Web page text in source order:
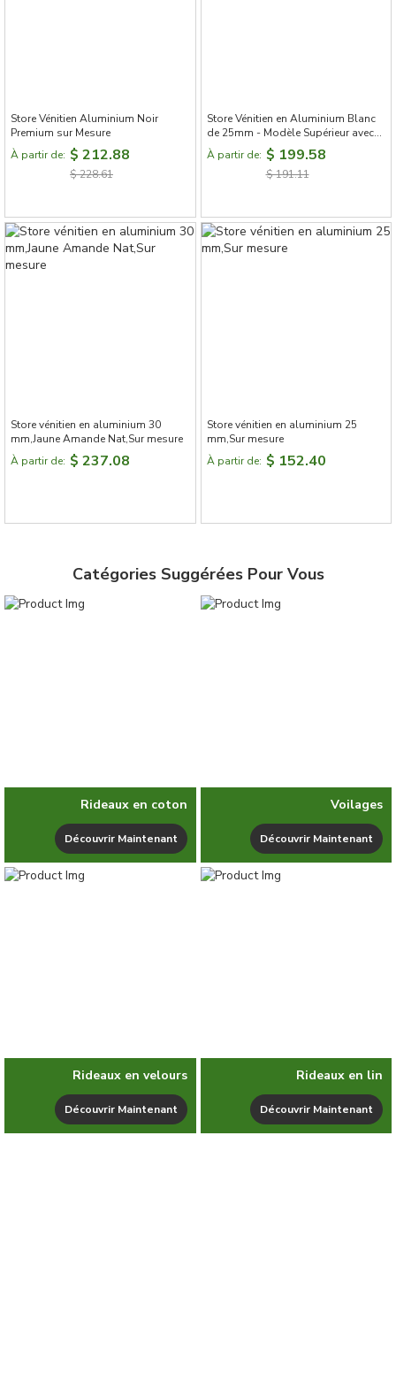
Store Vénitien Aluminium Noir
Premium sur Mesure
À partir de: $ 212.88
$ 228.61
Store Vénitien en Aluminium Blanc
de 25mm - Modèle Supérieur avec
Lames en L et Perforations Invisible,
Résistant à l'Eau
À partir de: $ 199.58
$ 191.11
Store vénitien en aluminium 30
mm,Jaune Amande Nat,Sur mesure
À partir de: $ 237.08
Store vénitien en aluminium 25
mm,Sur mesure
À partir de: $ 152.40
Catégories Suggérées Pour Vous
Rideaux en coton
Découvrir Maintenant
Voilages
Découvrir Maintenant
Rideaux en velours
Découvrir Maintenant
Rideaux en lin
Découvrir Maintenant